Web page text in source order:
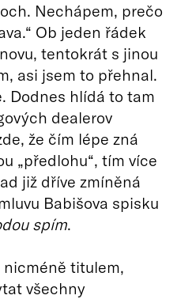
Nechápem, prečo
Ob jeden řádek
tentokrát s jinou
asi jsem to přehnal.
Dodnes hlídá to tam
dealerov
že čím lépe zná
„předlohu“, tím více
již dříve zmíněná
Babišova spisku
spím.
nicméně titulem,
všechny